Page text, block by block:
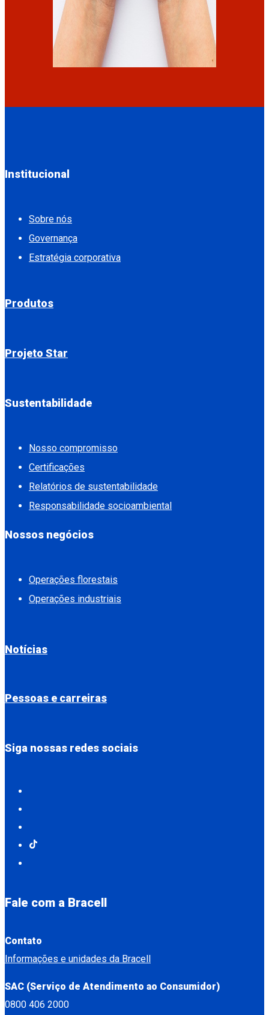
Institucional
Sobre nós
Governança
Estratégia corporativa
Produtos
Projeto Star
Sustentabilidade
Nosso compromisso
Certificações
Relatórios de sustentabilidade
Responsabilidade socioambiental
Nossos negócios
Operações florestais
Operações industriais
Notícias
Pessoas e carreiras
Siga nossas redes sociais
Fale com a Bracell
Contato
Informações e unidades da Bracell
SAC (Serviço de Atendimento ao Consumidor)
0800 406 2000